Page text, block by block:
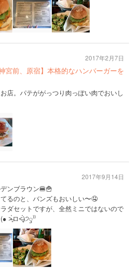
宮前、原宿】本格的なハンバーガーを
店。パテががっつり肉っぽい肉でおいし
2017年2月7日
ンブラウン🍔🍟
るのと、バンズもおいしい〜🤤
ダセットですが、全然ミニではないので
˃̶͈̀ロ˂̶͈́)੭ꠥ⁾⁾
2017年9月14日